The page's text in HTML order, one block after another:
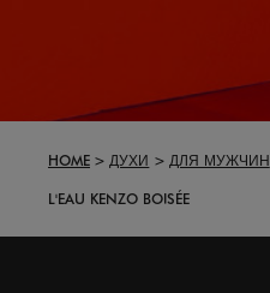
HOME ДУХИ ДЛЯ МУЖЧИН
L'EAU KENZO BOISÉE